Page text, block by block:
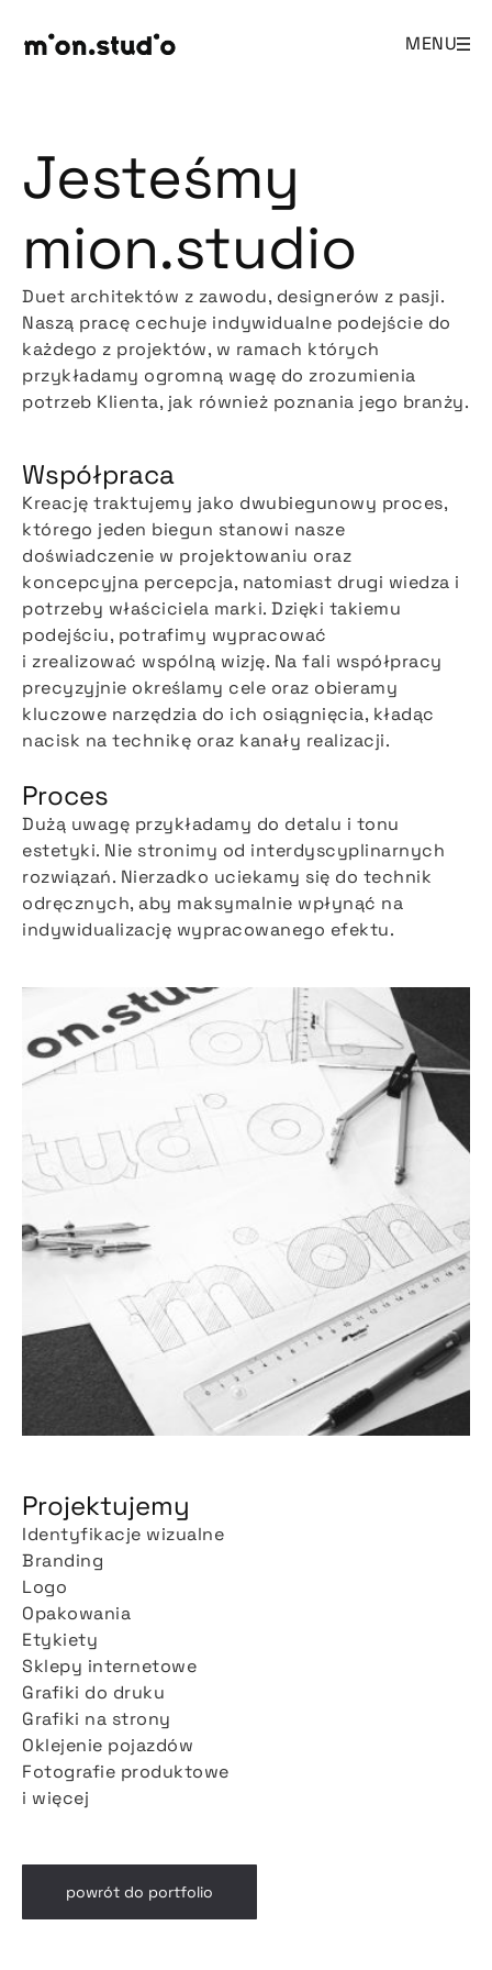
MENU
Jesteśmy
mion.studio
Duet architektów z zawodu, designerów z pasji.
Naszą pracę cechuje indywidualne podejście do
każdego z projektów, w ramach których
przykładamy ogromną wagę do zrozumienia
potrzeb Klienta, jak również poznania jego branży.
Współpraca
Kreację traktujemy jako dwubiegunowy proces,
którego jeden biegun stanowi nasze
doświadczenie w projektowaniu oraz
koncepcyjna percepcja, natomiast drugi wiedza i
potrzeby właściciela marki. Dzięki takiemu
podejściu, potrafimy wypracować
i zrealizować wspólną wizję. Na fali współpracy
precyzyjnie określamy cele oraz obieramy
kluczowe narzędzia do ich osiągnięcia, kładąc
nacisk na technikę oraz kanały realizacji.
Proces
Dużą uwagę przykładamy do detalu i tonu
estetyki. Nie stronimy od interdyscyplinarnych
rozwiązań. Nierzadko uciekamy się do technik
odręcznych, aby maksymalnie wpłynąć na
indywidualizację wypracowanego efektu.
Projektujemy
Identyfikacje wizualne
Branding
Logo
Opakowania
Etykiety
Sklepy internetowe
Grafiki do druku
Grafiki na strony
Oklejenie pojazdów
Fotografie produktowe
i więcej
powrót do portfolio